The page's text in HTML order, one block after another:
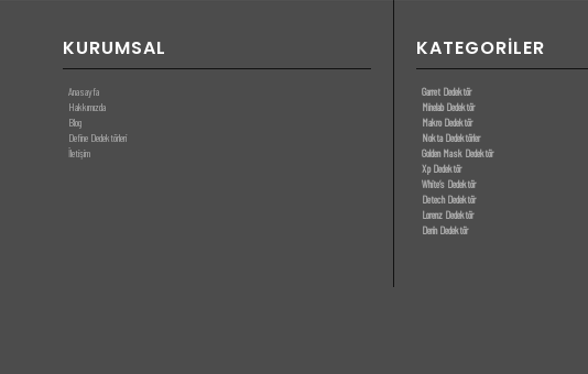
KURUMSAL
Anasayfa
Hakkımızda
Blog
Define Dedektörleri
İletişim
KATEGORILER
Garret Dedektör
Minelab Dedektör
Makro Dedektör
Nokta Dedektörler
Golden Mask Dedektör
Xp Dedektör
White’s Dedektör
Detech Dedektör
Lorenz Dedektör
Derin Dedektör